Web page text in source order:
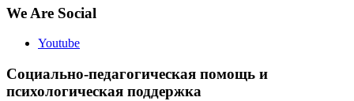
We Are Social
Youtube
Социально-педагогическая помощь и
психологическая поддержка